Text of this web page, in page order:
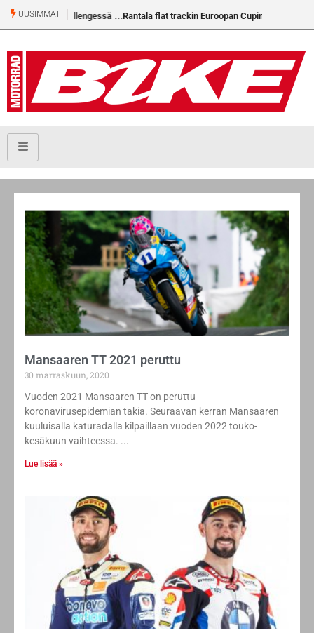
UUSIMMAT Rantala flat trackin Euroopan Cupin mestari
Mansaaren TT 2021 peruttu
30 marraskuun, 2020
Vuoden 2021 Mansaaren TT on peruttu
koronavirusepidemian takia. Seuraavan kerran Mansaaren
kuuluisalla katuradalla kilpaillaan vuoden 2022 touko-
kesäkuun vaihteessa.
Lue lisää »